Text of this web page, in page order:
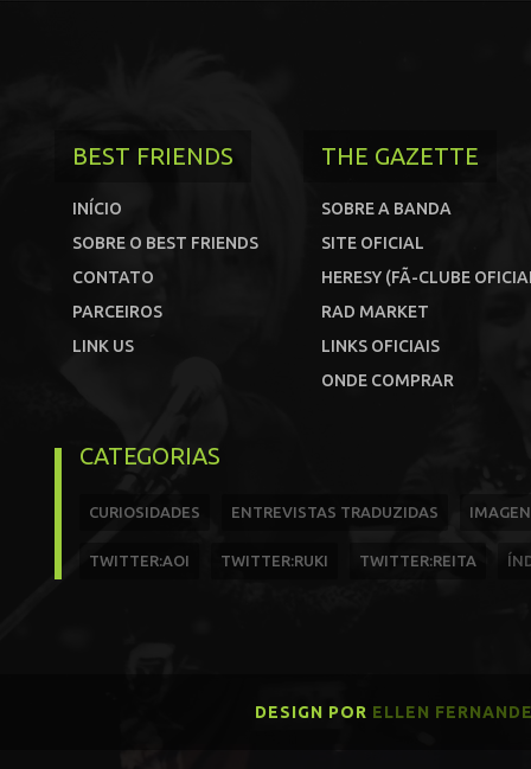
BEST FRIENDS
INÍCIO
SOBRE O BEST FRIENDS
CONTATO
PARCEIROS
LINK US
THE GAZETTE
SOBRE A BANDA
SITE OFICIAL
HERESY (FÃ-CLUBE
RAD MARKET
LINKS OFICIAIS
ONDE COMPRAR
CATEGORIAS
CURIOSIDADES ENTREVISTAS TRADUZIDAS
TWITTER:AOI TWITTER:RUKI TWITTER:REITA
DESIGN POR ELLEN